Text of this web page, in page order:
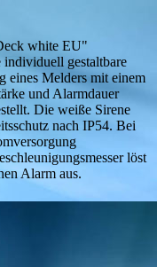
white EU"
gestaltbare
eines Melders mit einem
und Alarmdauer
Die weiße Sirene
nach IP54. Bei
löst
Alarm aus.